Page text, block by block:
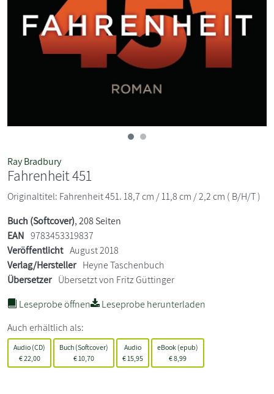
Ray Bradbury
Fahrenheit 451
Originaltitel: Fahrenheit 451. 18,7 cm / 11,8 cm / 2,2 cm ( B/H/T )
Buch (Softcover), 208 Seiten
EAN 9783453319837
Veröffentlicht August 2018
Verlag/Hersteller Heyne Taschenbuch
Übersetzer Übersetzt von Fritz Güttinger
Leseprobe öffnen
Leseprobe herunterladen
Auch erhältlich als:
Audio (CD)
€22,00
Buch (Softcover)
€10,70
Audio
€15,95
eBook (epub)
€8,99